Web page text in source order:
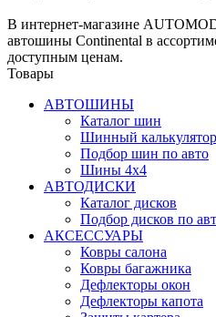
В интернет-магазине
автошины Continental в
доступным ценам.
Товары
АВТОШИНЫ
Каталог шин
Шинный калькулятор
Подбор шин по авто
Шины 4x4
АВТОДИСКИ
Каталог дисков
Подбор дисков по
АКСЕССУАРЫ
Ковры салона
Ковры багажника
Дефлекторы окон
Дефлекторы капота